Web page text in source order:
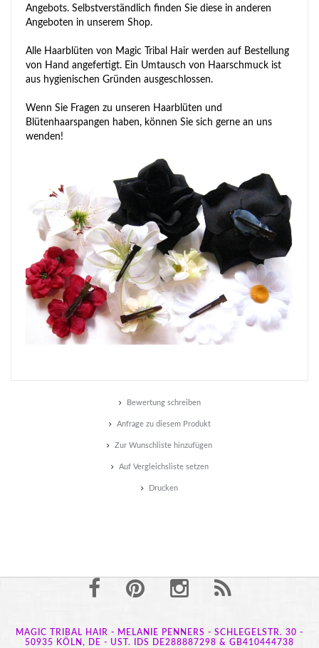
Angebots. Selbstverständlich finden Sie diese in anderen
Angeboten in unserem Shop.
Alle Haarblüten von Magic Tribal Hair werden auf Bestellung
von Hand angefertigt. Ein Umtausch von Haarschmuck ist
aus hygienischen Gründen ausgeschlossen.
Wenn Sie Fragen zu unseren Haarblüten und
Blütenhaarspangen haben, können Sie sich gerne an uns
wenden!
Bewertung schreiben
Anfrage zu diesem Produkt
Zur Wunschliste hinzufügen
Auf Vergleichsliste setzen
Drucken
MAGIC TRIBAL HAIR - MELANIE PENNERS - SCHLEGELSTR. 30 -
50935 KÖLN, DE - UST. IDS DE288887298 & GB410444738